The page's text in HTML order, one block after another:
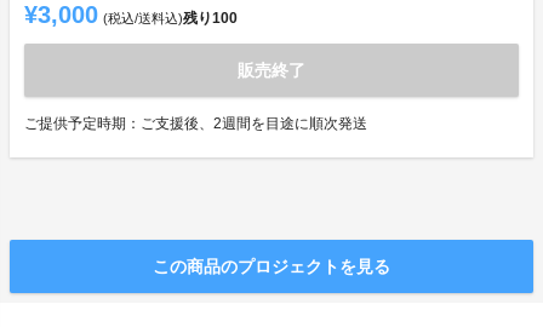
¥3,000 (税込/送料込)残り100
販売終了
ご提供予定時期：ご支援後、2週間を目途に順次発送
この商品のプロジェクトを見る